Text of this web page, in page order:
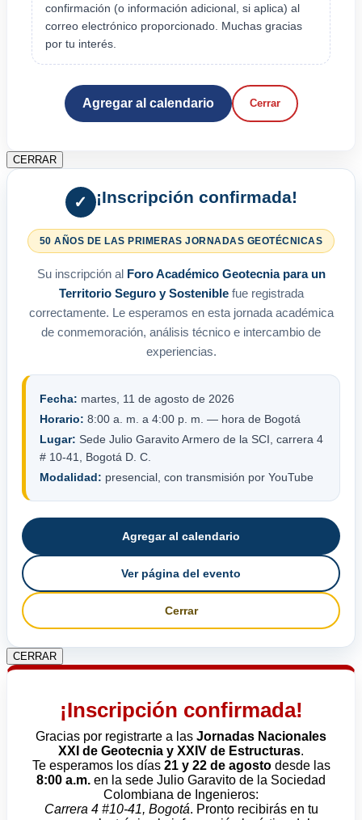
confirmación (o información adicional, si aplica) al
correo electrónico proporcionado. Muchas gracias
por tu interés.
Agregar al calendario Cerrar
CERRAR
✓ ¡Inscripción confirmada!
50 AÑOS DE LAS PRIMERAS JORNADAS GEOTÉCNICAS
Su inscripción al Foro Académico Geotecnia para un
Territorio Seguro y Sosteniblefue registrada
correctamente. Le esperamos en esta jornada académica
de conmemoración, análisis técnico e intercambio de
experiencias.
Fecha: martes, 11 de agosto de 2026
Horario: 8:00 a. m. a 4:00 p. m. — hora de Bogotá
Lugar: Sede Julio Garavito Armero de la SCI, carrera 4
# 10-41, Bogotá D. C.
Modalidad: presencial, con transmisión por YouTube
Agregar al calendario
Ver página del evento
Cerrar
CERRAR
¡Inscripción confirmada!
Gracias por registrarte a las Jornadas Nacionales
XXI de Geotecnia y XXIV de Estructuras.
Te esperamos los días 21 y 22 de agostodesde las
8:00 a.m. en la sede Julio Garavito de la Sociedad
Colombiana de Ingenieros:
Carrera 4 #10-41, Bogotá. Pronto recibirás en tu